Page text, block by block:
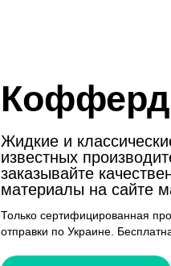
Жидкие и
известных
заказывайте
материалы на сайте
Только сертифицированная
отправки по Украине.